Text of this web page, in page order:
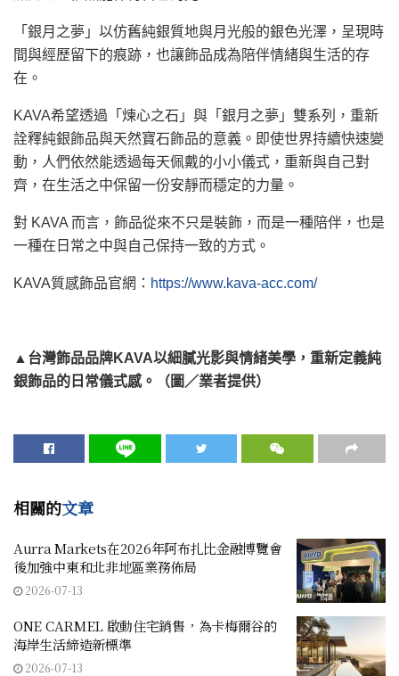
「銀月之夢」以仿舊純銀質地與月光般的銀色光澤，呈現時
間與經歷留下的痕跡，也讓飾品成為陪伴情緒與生活的存
在。
KAVA希望透過「煉心之石」與「銀月之夢」雙系列，重新
詮釋純銀飾品與天然寶石飾品的意義。即使世界持續快速變
動，人們依然能透過每天佩戴的小小儀式，重新與自己對
齊，在生活之中保留一份安靜而穩定的力量。
對 KAVA 而言，飾品從來不只是裝飾，而是一種陪伴，也是
一種在日常之中與自己保持一致的方式。
KAVA質感飾品官網： https://www.kava-acc.com/
▲台灣飾品品牌KAVA以細膩光影與情緒美學，重新定義純
銀飾品的日常儀式感。（圖／業者提供）
相關的文章
Aurra Markets在2026年阿布扎比金融博覽會
後加強中東和北非地區業務佈局
2026-07-13
ONE CARMEL 啟動住宅銷售，為卡梅爾谷的
海岸生活締造新標準
2026-07-13